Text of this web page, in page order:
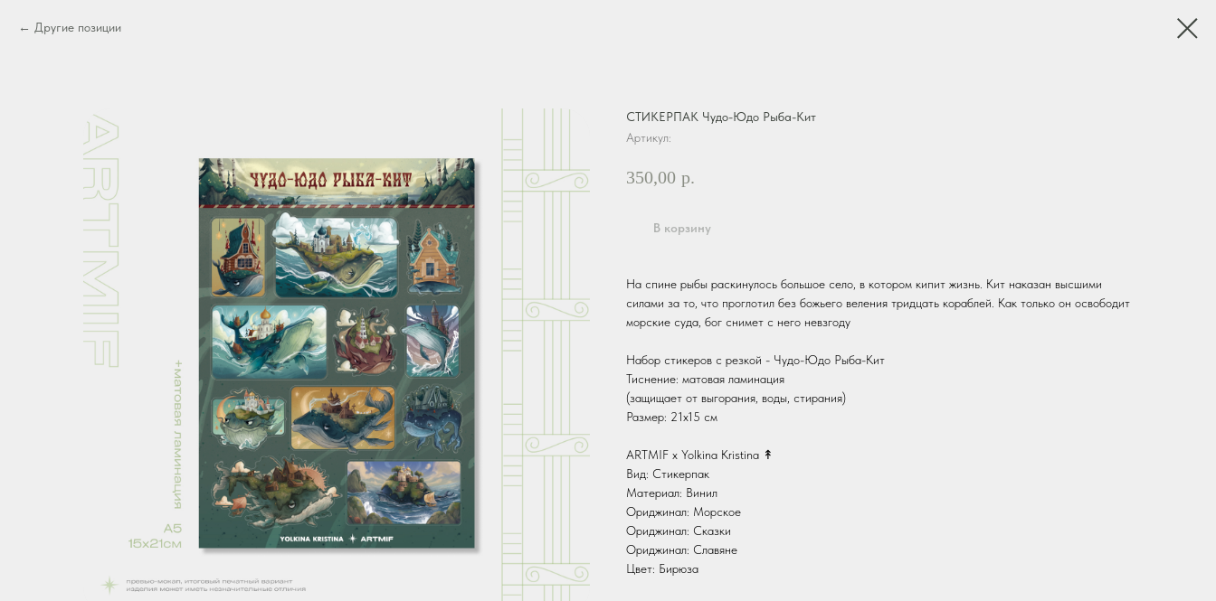
Другие позиции
СТИКЕРПАК Чудо-Юдо Рыба-Кит
Артикул:
350,00 р.
В корзину
На спине рыбы раскинулось большое село, в котором кипит жизнь. Кит наказан высшими
силами за то, что проглотил без божьего веления тридцать кораблей. Как только он освободит
морские суда, бог снимет с него невзгоду
Набор стикеров с резкой - Чудо-Юдо Рыба-Кит
Тиснение: матовая ламинация
(защищает от выгорания, воды, стирания)
Размер: 21х15 см
ARTMIF х Yolkina Kristina ↟
Вид: Стикерпак
Материал: Винил
Ориджинал: Морское
Ориджинал: Сказки
Ориджинал: Славяне
Цвет: Бирюза